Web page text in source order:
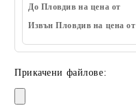
До Пловдив на цена от
Извън Пловдив на цена от
Прикачени файлове: